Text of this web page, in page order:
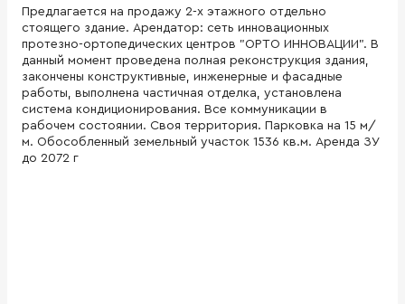
Предлагается на продажу 2-х этажного отдельно
стоящего здание. Арендатор: сеть инновационных
протезно-ортопедических центров "ОРТО ИННОВАЦИИ". В
данный момент проведена полная реконструкция здания,
закончены конструктивные, инженерные и фасадные
работы, выполнена частичная отделка, установлена
система кондиционирования. Все коммуникации в
рабочем состоянии. Своя территория. Парковка на 15 м/
м. Обособленный земельный участок 1536 кв.м. Аренда ЗУ
до 2072 г